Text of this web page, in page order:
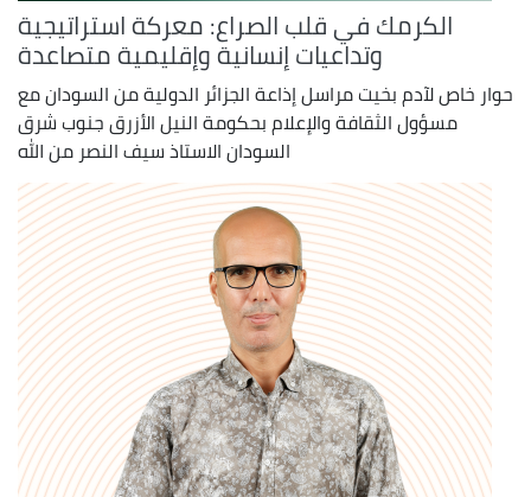
الكرمك في قلب الصراع: معركة استراتيجية
وتداعيات إنسانية وإقليمية متصاعدة
حوار خاص لآدم بخيت مراسل إذاعة الجزائر الدولية من السودان مع
مسؤول الثقافة والإعلام بحكومة النيل الأزرق جنوب شرق
السودان الاستاذ سيف النصر من الله